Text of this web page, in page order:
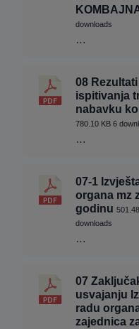
downloads
…
08 Rezultati
ispitivanja
nabavku
780.10 KB 6
…
07-1
organa mz
godinu
downloads
…
07
usvajanju
radu
zajednica